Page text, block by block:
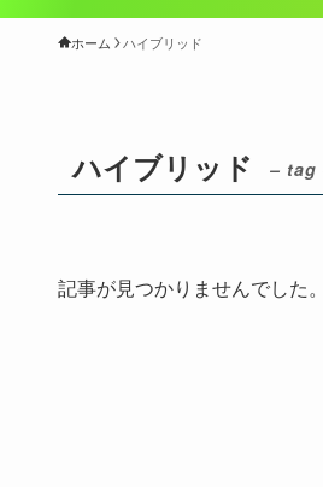
ホーム ハイブリッド
ハイブリッド – tag
記事が見つかりませんでした。